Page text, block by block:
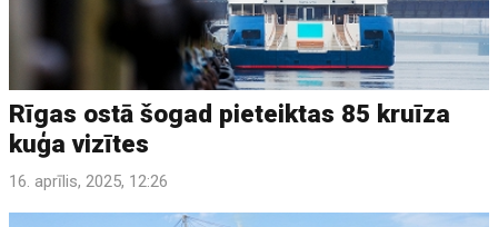
Rīgas ostā šogad pieteiktas 85 kruīza
kuģa vizītes
16. aprīlis, 2025, 12:26